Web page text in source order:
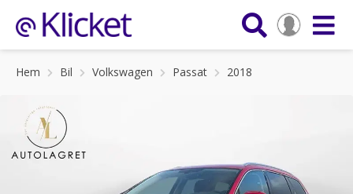
Hem Bil Volkswagen Passat 2018